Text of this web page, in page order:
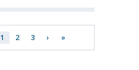
1 2 3 › »